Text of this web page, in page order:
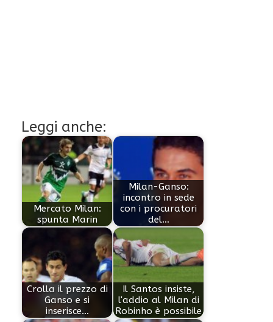
Leggi anche:
Mercato Milan:
spunta Marin
Milan-Ganso:
incontro in sede
con i procuratori
del…
Crolla il prezzo di
Ganso e si
inserisce…
Il Santos insiste,
l'addio al Milan di
Robinho è possibile